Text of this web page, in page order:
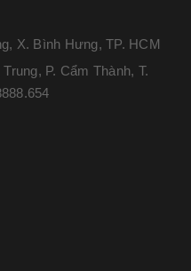
X. Bình Hưng, TP. HCM
P. Cẩm Thành, T.